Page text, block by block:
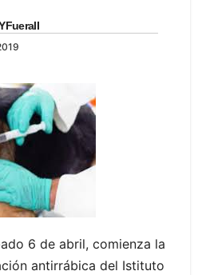
6 de abril, comienza la
antirrábica del Istituto